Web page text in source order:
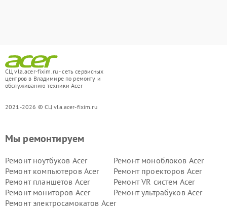
СЦ vla.acer-fixim.ru - сеть сервисных
центров в Владимире по ремонту и
обслуживанию техники Acer
2021-2026 © СЦ vla.acer-fixim.ru
Мы ремонтируем
Ремонт ноутбуков Acer
Ремонт моноблоков Acer
Ремонт компьютеров Acer
Ремонт проекторов Acer
Ремонт планшетов Acer
Ремонт VR систем Acer
Ремонт мониторов Acer
Ремонт ультрабуков Acer
Ремонт электросамокатов Acer